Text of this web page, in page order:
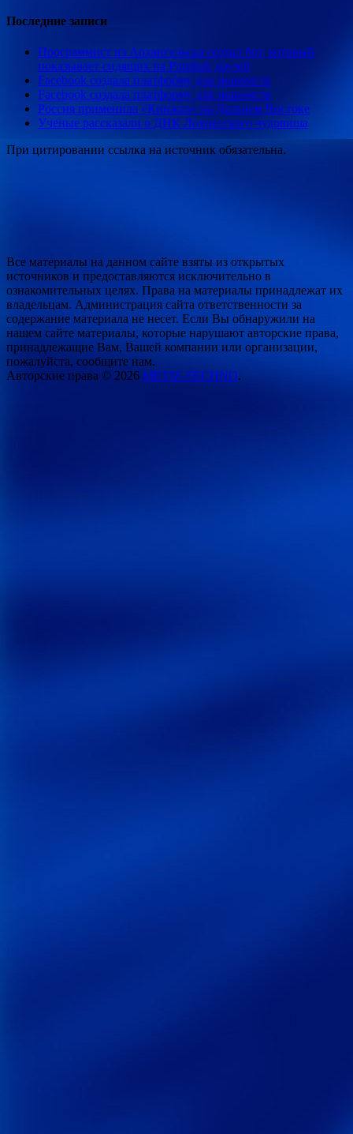
Последние записи
Программист из Архангельска создал бот, который
показывает сидящих на Pornhub друзей
Facebook создала платформу для знакомств
Facebook создала платформу для знакомств
Россия применила «Кинжал» на Дальнем Востоке
Ученые рассказали о ДНК Лохнесского чудовища
При цитировании ссылка на источник обязательна.
Все материалы на данном сайте взяты из открытых
источников и предоставляются исключительно в
ознакомительных целях. Права на материалы принадлежат их
владельцам. Администрация сайта ответственности за
содержание материала не несет. Если Вы обнаружили на
нашем сайте материалы, которые нарушают авторские права,
принадлежащие Вам, Вашей компании или организации,
пожалуйста, сообщите нам.
Авторские права © 2026 METIZ-TECHNO.